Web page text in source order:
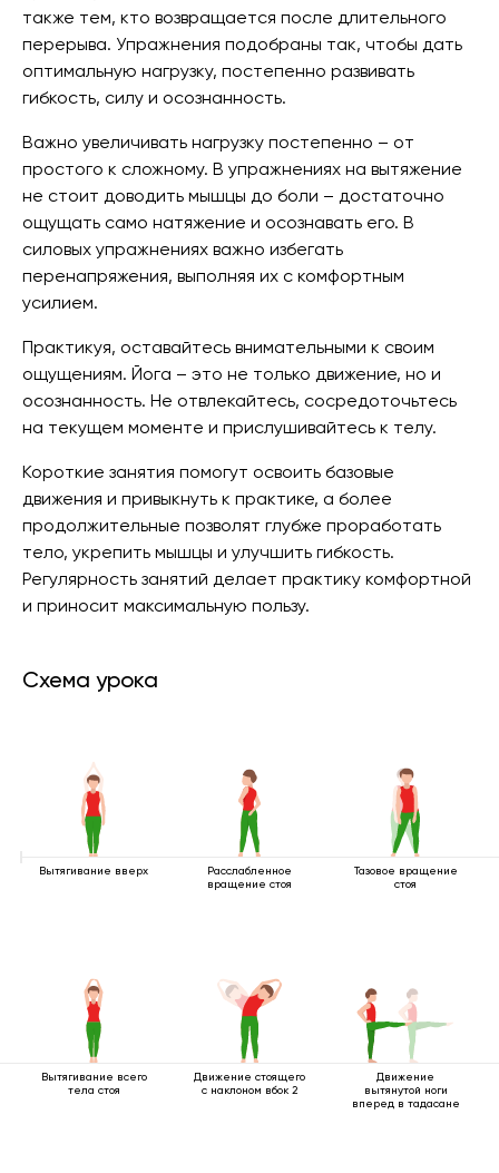
также тем, кто возвращается после длительного
перерыва. Упражнения подобраны так, чтобы дать
оптимальную нагрузку, постепенно развивать
гибкость, силу и осознанность.
Важно увеличивать нагрузку постепенно – от
простого к сложному. В упражнениях на вытяжение
не стоит доводить мышцы до боли – достаточно
ощущать само натяжение и осознавать его. В
силовых упражнениях важно избегать
перенапряжения, выполняя их с комфортным
усилием.
Практикуя, оставайтесь внимательными к своим
ощущениям. Йога – это не только движение, но и
осознанность. Не отвлекайтесь, сосредоточьтесь
на текущем моменте и прислушивайтесь к телу.
Короткие занятия помогут освоить базовые
движения и привыкнуть к практике, а более
продолжительные позволят глубже проработать
тело, укрепить мышцы и улучшить гибкость.
Регулярность занятий делает практику комфортной
и приносит максимальную пользу.
Схема урока
Вытягивание вверх
Расслабленное
вращение стоя
Тазовое вращение
стоя
Вытягивание всего
тела стоя
Движение стоящего
с наклоном вбок 2
Движение
вытянутой ноги
вперед в тадасане